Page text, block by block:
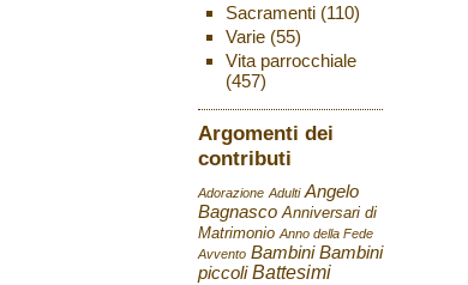
Sacramenti(110)
Varie(55)
Vita parrocchiale
(457)
Argomenti dei
contributi
Adorazione Adulti Angelo
Bagnasco Anniversari di
Matrimonio Anno della Fede
Avvento Bambini Bambini
piccoli Battesimi